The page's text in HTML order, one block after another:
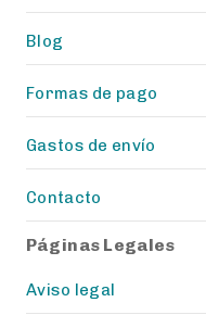
Blog
Formas de pago
Gastos de envío
Contacto
Páginas Legales
Aviso legal